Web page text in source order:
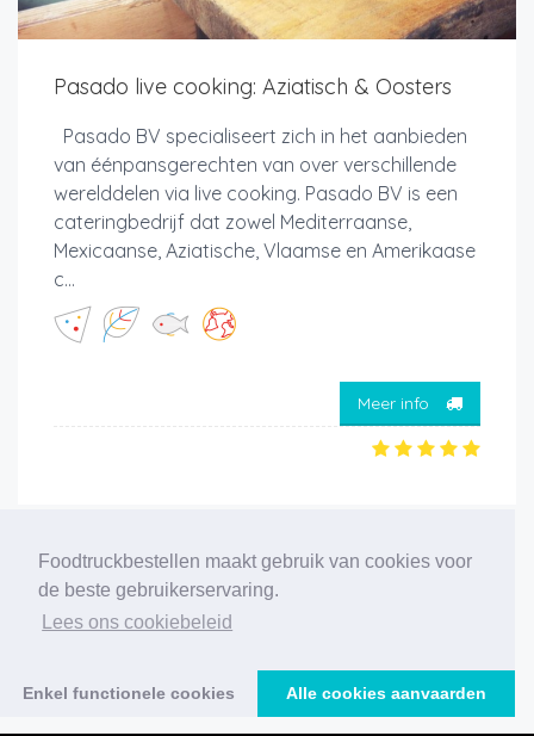
Foodtruckbestellen maakt gebruik van cookies voor
de beste gebruikerservaring.
Lees ons cookiebeleid
Enkel functionele cookies Alle cookies aanvaarden
Pasado live cooking: Aziatisch & Oosters
Pasado BV specialiseert zich in het aanbieden
van éénpansgerechten van over verschillende
werelddelen via live cooking. Pasado BV is een
cateringbedrijf dat zowel Mediterraanse,
Mexicaanse, Aziatische, Vlaamse en Amerikaase
c...
Meer info
‹ 1 2 3 4 5 6 7 8 9 10
193 foodtrucks gevonden